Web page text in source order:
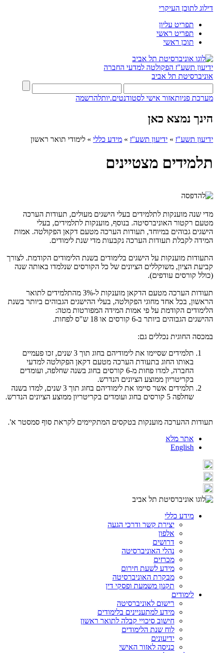
דילוג לתוכן העיקרי
תפריט עליון
תפריט ראשי
תוכן ראשי
ידיעון תשע"ז הפקולטה למדעי החברה
אוניברסיטת תל אביב
מערכת פניותאזור אישי לסטודנטים.יותלהרשמה
הינך נמצא כאן
ידיעון תשע"ז » ידיעון תשע"ז » מידע כללי » לימודי תואר ראשון
תלמידים מצטיינים
מדי שנה מוענקות לתלמידים בעלי הישגים מעולים, תעודות הערכה
מטעם רקטור האוניברסיטה. בנוסף, מוענקות לתלמידים, בעלי
הישגים גבוהים במיוחד, תעודות הערכה מטעם דקאן הפקולטה. אמות
המידה לקבלת תעודות הערכה נקבעות מדי שנת לימודים.
התעודות מוענקות על הישגים בלימודים בשנת הלימודים הקודמת. לצורך
קביעת הציון, משוקללים הציונים של כל הקורסים שנלמדו באותה שנה
(כולל קורסים עודפים).
תעודות הערכה מטעם הדקאן מוענקות ל-3% מהתלמידים לתואר
הראשון, בכל אחד מחוגי הפקולטה, בעלי ההישגים הגבוהים ביותר בשנת
הלימודים הקודמת על פי אמות המידה המפורטות מטה:
ההישגים הגבוהים ביותר ב-6 קורסים או 18 ש"ס לפחות.
במכסה החוגית נכללים גם:
תלמידים שסיימו את לימודיהם בחוג תוך 3 שנים, זכו פעמיים
באותו החוג בתעודת הערכה מטעם דקאן הפקולטה למדעי
החברה, למדו פחות מ-6 קורסים בחוג בשנה שחלפה, ועומדים
בקריטריון ממוצע הציונים הנדרש.
תלמידים אשר סיימו את לימודיהם בחוג תוך 3 שנים, למדו בשנה
שחלפה 5 קורסים בחוג ועומדים בקריטריון ממוצע הציונים הנדרש.
תעודות ההערכה מוענקות בטקסים המתקיימים לקראת סוף סמסטר א'.
אתר מלא
English
מידע כללי
יצירת קשר ודרכי הגעה
אלפון
דרושים
נהלי האוניברסיטה
מכרזים
מידע לשעת חירום
מבקרת האוניברסיטה
תקנון משמעת ופסקי דין
לימודים
רישום לאוניברסיטה
מידע למתעניינים בלימודים
חישוב סיכויי קבלה לתואר ראשון
לוח שנת הלימודים
ידיעונים
כניסה לאזור האישי